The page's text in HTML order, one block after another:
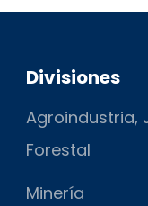
Divisiones
Agroindustria,
Forestal
Minería